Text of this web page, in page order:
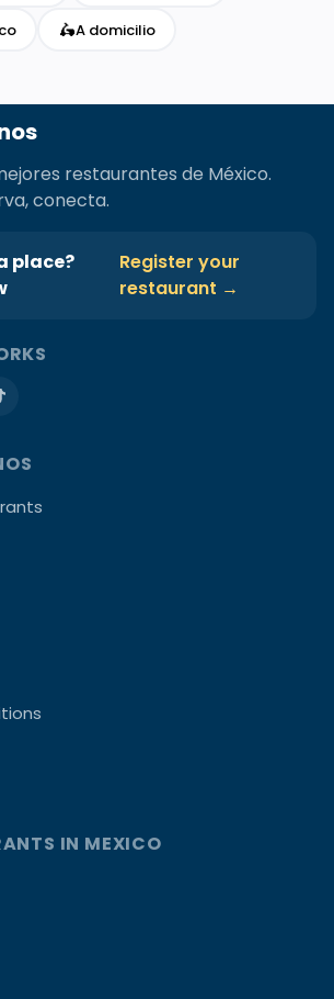
🛵A domicilio
restaurantes de México.
conecta.
place?
Register your
restaurant →
IN MEXICO